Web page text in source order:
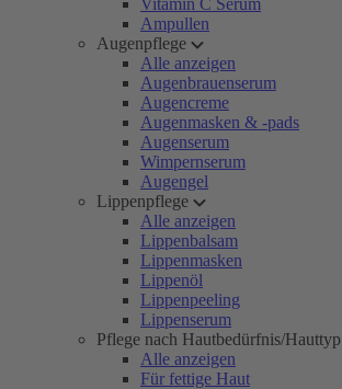
Vitamin C Serum
Ampullen
Augenpflege
Alle anzeigen
Augenbrauenserum
Augencreme
Augenmasken & -pads
Augenserum
Wimpernserum
Augengel
Lippenpflege
Alle anzeigen
Lippenbalsam
Lippenmasken
Lippenöl
Lippenpeeling
Lippenserum
Pflege nach Hautbedürfnis/Hauttyp
Alle anzeigen
Für fettige Haut